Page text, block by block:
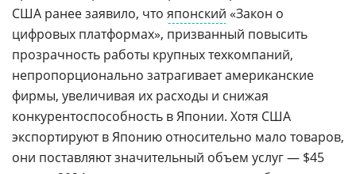
США ранее заявило, что японский «Закон о
цифровых платформах», призванный повысить
прозрачность работы крупных техкомпаний,
непропорционально затрагивает американские
фирмы, увеличивая их расходы и снижая
конкурентоспособность в Японии. Хотя США
экспортируют в Японию относительно мало товаров,
они поставляют значительный объем услуг — $45